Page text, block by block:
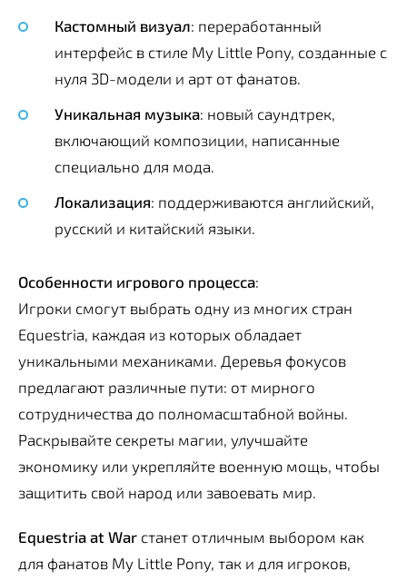
Кастомный визуал: переработанный
интерфейс в стиле My Little Pony, созданные с
нуля 3D-модели и арт от фанатов.
Уникальная музыка: новый саундтрек,
включающий композиции, написанные
специально для мода.
Локализация: поддерживаются английский,
русский и китайский языки.
Особенности игрового процесса:
Игроки смогут выбрать одну из многих стран
Equestria, каждая из которых обладает
уникальными механиками. Деревья фокусов
предлагают различные пути: от мирного
сотрудничества до полномасштабной войны.
Раскрывайте секреты магии, улучшайте
экономику или укрепляйте военную мощь, чтобы
защитить свой народ или завоевать мир.
Equestria at War станет отличным выбором как
для фанатов My Little Pony, так и для игроков,